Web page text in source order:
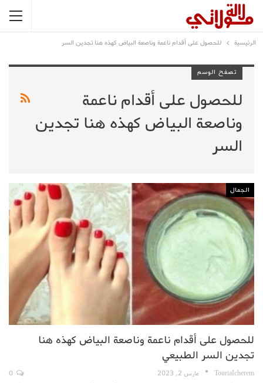
الرئيسية للحصول على أقدام ناعمة وناصعة البياض كهذه هنا تجدين السر
تصفح الوسم
للحصول على أقدام ناعمة
وناصعة البياض كهذه هنا تجدين
السر
الجمال
للحصول على أقدام ناعمة وناصعة البياض كهذه هنا
تجدين السر الطبيعي
TouriaIcherem مارس 2, 2023